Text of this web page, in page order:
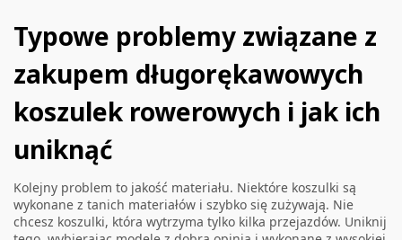
Typowe problemy związane z
zakupem długorękawowych
koszulek rowerowych i jak ich
uniknąć
Kolejny problem to jakość materiału. Niektóre koszulki są
wykonane z tanich materiałów i szybko się zużywają. Nie
chcesz koszulki, która wytrzyma tylko kilka przejazdów. Uniknij